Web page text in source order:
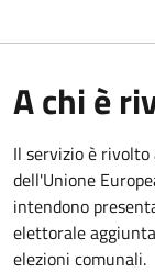
A chi è
Il servizio è
dell'Unione
intendono
elettorale
elezioni comunali.